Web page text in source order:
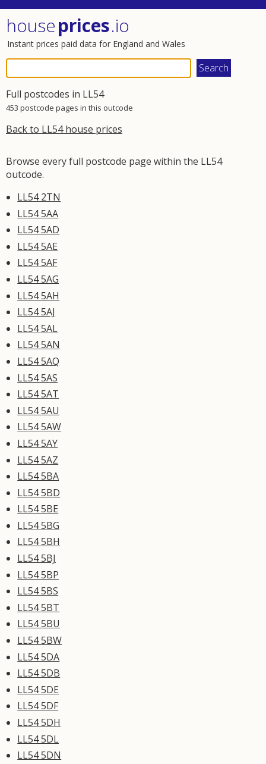
houseprices.io
Instant prices paid data for England and Wales
Full postcodes in LL54
453 postcode pages in this outcode
Back to LL54 house prices
Browse every full postcode page within the LL54
outcode.
LL54 2TN
LL54 5AA
LL54 5AD
LL54 5AE
LL54 5AF
LL54 5AG
LL54 5AH
LL54 5AJ
LL54 5AL
LL54 5AN
LL54 5AQ
LL54 5AS
LL54 5AT
LL54 5AU
LL54 5AW
LL54 5AY
LL54 5AZ
LL54 5BA
LL54 5BD
LL54 5BE
LL54 5BG
LL54 5BH
LL54 5BJ
LL54 5BP
LL54 5BS
LL54 5BT
LL54 5BU
LL54 5BW
LL54 5DA
LL54 5DB
LL54 5DE
LL54 5DF
LL54 5DH
LL54 5DL
LL54 5DN